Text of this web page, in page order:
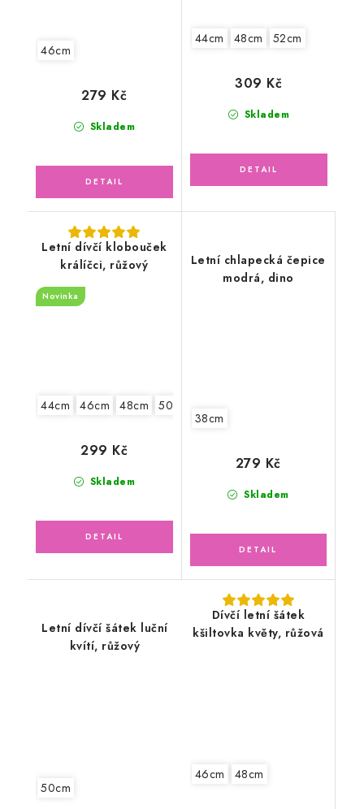
46cm
Skladem
279 Kč
44cm 48cm 52cm
Skladem
309 Kč
Letní dívčí klobouček
králíčci, růžový
Novinka
44cm 46cm 48cm 50cm
Skladem
299 Kč
Letní chlapecká čepice
modrá, dino
38cm
Skladem
279 Kč
Letní dívčí šátek luční
kvítí, růžový
50cm
Dívčí letní šátek
kšiltovka květy, růžová
46cm 48cm